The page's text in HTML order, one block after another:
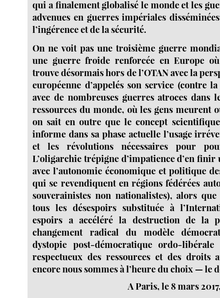
qui a finalement globalisé le monde et les
advenues en guerres impériales
l’ingérence et de la sécurité.
On ne voit pas une troisième guerre
une guerre froide renforcée en Europe
trouve désormais hors de l’OTAN avec la
européenne d’appelés son service (contre
avec de nombreuses guerres atroces dans
ressources du monde, où les gens meurent
on sait en outre que le concept
informe dans sa phase actuelle l’usage
et les révolutions nécessaires pour
L’oligarchie trépigne d’impatience d’en
avec l’autonomie économique et politique
qui se revendiquent en régions fédérées
souverainistes non nationalistes), alors
tous les désespoirs substituée à
espoirs a accéléré la destruction de la
changement radical du modèle
dystopie post-démocratique ordo-
respectueux des ressources et des droits
encore nous sommes à l’heure du choix — le
A Paris, le 8 mars